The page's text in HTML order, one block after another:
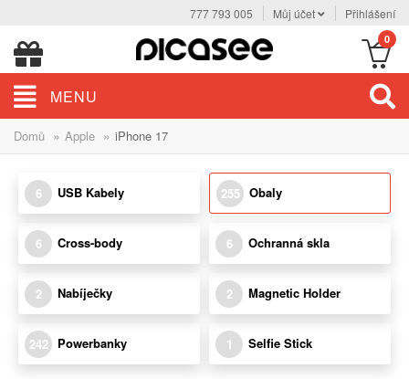
777 793 005 Můj účet Přihlášení
0
MENU
Domů » Apple » iPhone 17
6 USB Kabely 255 Obaly
6 Cross-body 6 Ochranná skla
2 Nabíječky 2 Magnetic Holder
242 Powerbanky 1 Selfie Stick